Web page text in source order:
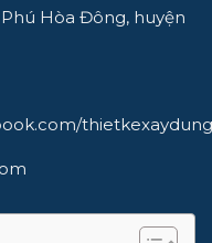
Phú Hòa Đông, huyện